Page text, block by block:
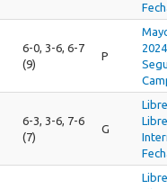
6-0, 3-6, 6-7
(9)
P
6-3, 3-6, 7-6
(7)
G